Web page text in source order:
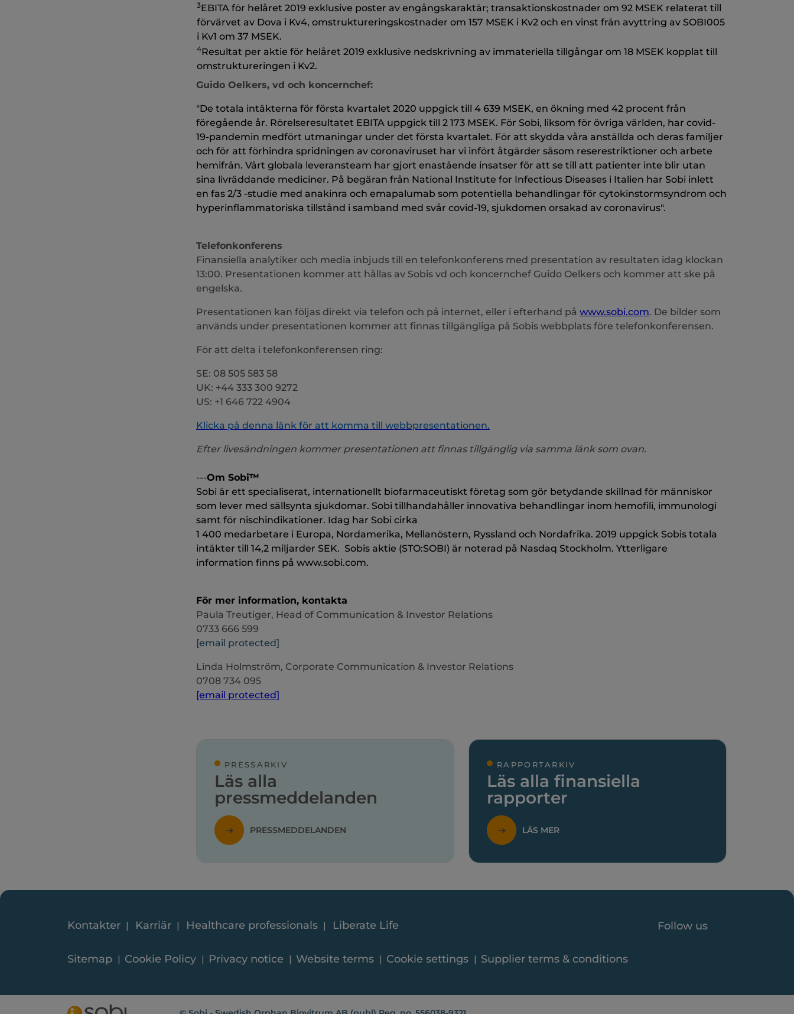
3EBITA för helåret 2019 exklusive poster av engångskaraktär; transaktionskostnader om 92 MSEK relaterat till
förvärvet av Dova i Kv4, omstruktureringskostnader om 157 MSEK i Kv2 och en vinst från avyttring av SOBI005
i Kv1 om 37 MSEK.
4Resultat per aktie för helåret 2019 exklusive nedskrivning av immateriella tillgångar om 18 MSEK kopplat till
omstruktureringen i Kv2.
Guido Oelkers, vd och koncernchef:
"De totala intäkterna för första kvartalet 2020 uppgick till 4 639 MSEK, en ökning med 42 procent från
föregående år. Rörelseresultatet EBITA uppgick till 2 173 MSEK. För Sobi, liksom för övriga världen, har covid-
19-pandemin medfört utmaningar under det första kvartalet. För att skydda våra anställda och deras familjer
och för att förhindra spridningen av coronaviruset har vi infört åtgärder såsom reserestriktioner och arbete
hemifrån. Vårt globala leveransteam har gjort enastående insatser för att se till att patienter inte blir utan
sina livräddande mediciner. På begäran från National Institute for Infectious Diseases i Italien har Sobi inlett
en fas 2/3 -studie med anakinra och emapalumab som potentiella behandlingar för cytokinstormsyndrom och
hyperinflammatoriska tillstånd i samband med svår covid-19, sjukdomen orsakad av coronavirus".
Telefonkonferens
Finansiella analytiker och media inbjuds till en telefonkonferens med presentation av resultaten idag klockan
13:00. Presentationen kommer att hållas av Sobis vd och koncernchef Guido Oelkers och kommer att ske på
engelska.
Presentationen kan följas direkt via telefon och på internet, eller i efterhand på www.sobi.com. De bilder som
används under presentationen kommer att finnas tillgängliga på Sobis webbplats före telefonkonferensen.
För att delta i telefonkonferensen ring:
SE: 08 505 583 58
UK: +44 333 300 9272
US: +1 646 722 4904
Klicka på denna länk för att komma till webbpresentationen.
Efter livesändningen kommer presentationen att finnas tillgänglig via samma länk som ovan.
---Om Sobi™
Sobi är ett specialiserat, internationellt biofarmaceutiskt företag som gör betydande skillnad för människor
som lever med sällsynta sjukdomar. Sobi tillhandahåller innovativa behandlingar inom hemofili, immunologi
samt för nischindikationer. Idag har Sobi cirka
1 400 medarbetare i Europa, Nordamerika, Mellanöstern, Ryssland och Nordafrika. 2019 uppgick Sobis totala
intäkter till 14,2 miljarder SEK. Sobis aktie (STO:SOBI) är noterad på Nasdaq Stockholm. Ytterligare
information finns på www.sobi.com.
För mer information, kontakta
Paula Treutiger, Head of Communication & Investor Relations
0733 666 599
[email protected]
Linda Holmström, Corporate Communication & Investor Relations
0708 734 095
[email protected]
PRESSARKIV
Läs alla
pressmeddelanden
PRESSMEDDELANDEN
RAPPORTARKIV
Läs alla finansiella
rapporter
LÄS MER
Kontakter Karriär Healthcare professionals Liberate Life Follow us
Sitemap Cookie Policy Privacy notice Website terms Cookie settings Supplier terms & conditions